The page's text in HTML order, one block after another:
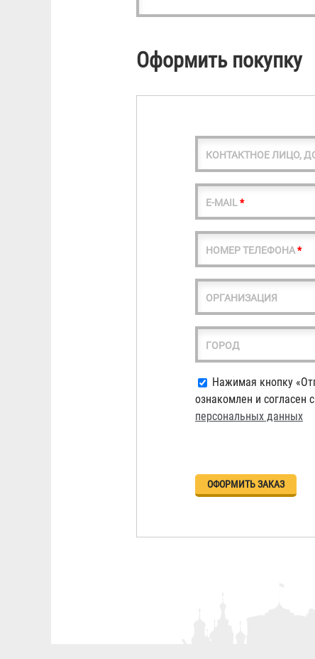
Оформить покупку
КОНТАКТНОЕ ЛИЦО,
E-MAIL*
НОМЕР ТЕЛЕФОНА*
ОРГАНИЗАЦИЯ
ГОРОД
Нажимая кнопку
ознакомлен и согласен с
персональных данных